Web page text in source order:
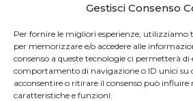
Gestisci Consenso
Per fornire le migliori esperienze, utilizziamo
per memorizzare e/o accedere alle
consenso a queste tecnologie ci permetterà
comportamento di navigazione o ID unici su
acconsentire o ritirare il consenso può
caratteristiche e funzioni.